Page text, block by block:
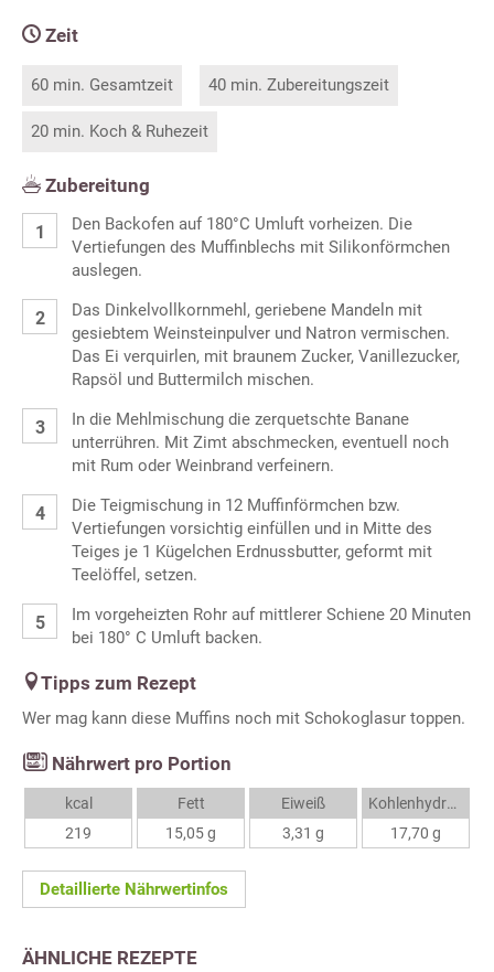
Zeit
60 min. Gesamtzeit 40 min. Zubereitungszeit
20 min. Koch & Ruhezeit
Zubereitung
Den Backofen auf 180°C Umluft vorheizen. Die
Vertiefungen des Muffinblechs mit Silikonförmchen
auslegen.
Das Dinkelvollkornmehl, geriebene Mandeln mit
gesiebtem Weinsteinpulver und Natron vermischen.
Das Ei verquirlen, mit braunem Zucker, Vanillezucker,
Rapsöl und Buttermilch mischen.
In die Mehlmischung die zerquetschte Banane
unterrühren. Mit Zimt abschmecken, eventuell noch
mit Rum oder Weinbrand verfeinern.
Die Teigmischung in 12 Muffinförmchen bzw.
Vertiefungen vorsichtig einfüllen und in Mitte des
Teiges je 1 Kügelchen Erdnussbutter, geformt mit
Teelöffel, setzen.
Im vorgeheizten Rohr auf mittlerer Schiene 20 Minuten
bei 180° C Umluft backen.
Tipps zum Rezept
Wer mag kann diese Muffins noch mit Schokoglasur toppen.
Nährwert pro Portion
kcal
219
Fett
15,05 g
Eiweiß
3,31 g
Kohlenhydrate
17,70 g
Detaillierte Nährwertinfos
ÄHNLICHE REZEPTE